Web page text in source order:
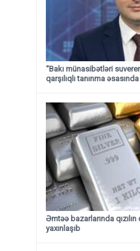
“Bakı münasibətləri
qarşılıqlı tanınma
Əmtəə bazarlarında
yaxınlaşıb